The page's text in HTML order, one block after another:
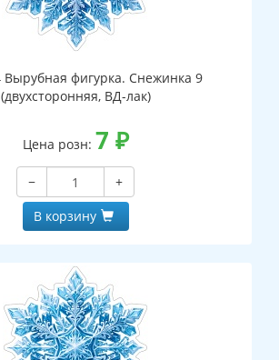
фигурка. Снежинка 9
(двухсторонняя, ВД-лак)
Цена розн: 7 ₽
−
+
В корзину